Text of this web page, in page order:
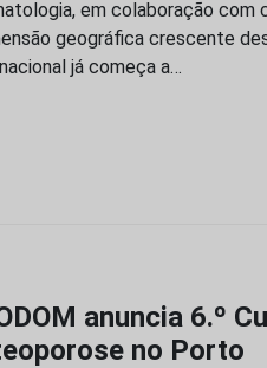
em colaboração com
geográfica crescente
já começa a…
anuncia 6.º
no Porto